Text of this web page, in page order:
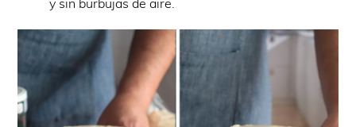
y sin burbujas de aire.